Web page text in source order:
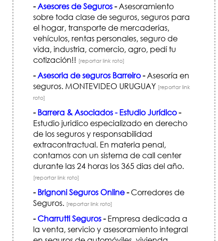
-Asesores de Seguros-Asesoramiento
sobre toda clase de seguros, seguros para
el hogar, transporte de mercaderías,
vehículos, rentas personales, seguro de
vida, industria, comercio, agro, pedí tu
cotización!! [reportar link roto]
-Asesoria de seguros Barreiro-Asesoría en
seguros. MONTEVIDEO URUGUAY [reportar link
roto]
- Barrera & Asociados - Estudio Jurídico-
Estudio juridico especializado en derecho
de los seguros y responsabilidad
extracontractual. En materia penal,
contamos con un sistema de call center
durante las 24 horas los 365 dias del año.
[reportar link roto]
- Brignoni Seguros Online-Corredores de
Seguros. [reportar link roto]
-Charrutti Seguros-Empresa dedicada a
la venta, servicio y asesoramiento integral